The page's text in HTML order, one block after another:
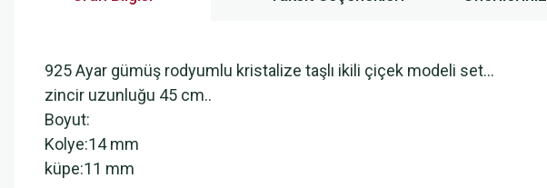
925 Ayar gümüş rodyumlu kristalize taşlı ikili çiçek modeli set…
zincir uzunluğu 45 cm..
Boyut:
Kolye:14 mm
küpe:11 mm